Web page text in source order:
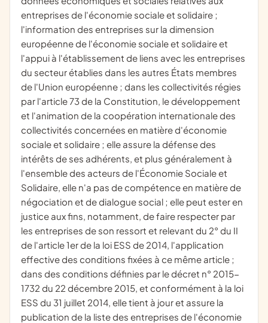
entreprises de l'économie sociale et solidaire ;
l'information des entreprises sur la dimension
européenne de l'économie sociale et solidaire et
l'appui à l'établissement de liens avec les entreprises
du secteur établies dans les autres États membres
de l'Union européenne ; dans les collectivités régies
par l'article 73 de la Constitution, le développement
et l'animation de la coopération internationale des
collectivités concernées en matière d'économie
sociale et solidaire ; elle assure la défense des
intérêts de ses adhérents, et plus généralement à
l'ensemble des acteurs de l'Économie Sociale et
Solidaire, elle n'a pas de compétence en matière de
négociation et de dialogue social ; elle peut ester en
justice aux fins, notamment, de faire respecter par
les entreprises de son ressort et relevant du 2° du II
de l'article 1er de la loi ESS de 2014, l'application
effective des conditions fixées à ce même article ;
dans des conditions définies par le décret n° 2015-
1732 du 22 décembre 2015, et conformément à la loi
ESS du 31 juillet 2014, elle tient à jour et assure la
publication de la liste des entreprises de l'économie